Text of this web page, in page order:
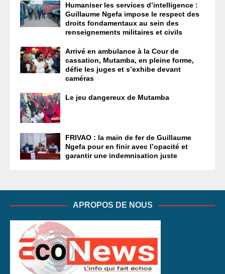
Humaniser les services d’intelligence :
Guillaume Ngefa impose le respect des
droits fondamentaux au sein des
renseignements militaires et civils
Arrivé en ambulance à la Cour de
cassation, Mutamba, en pleine forme,
défie les juges et s’exhibe devant
caméras
Le jeu dangereux de Mutamba
FRIVAO : la main de fer de Guillaume
Ngefa pour en finir avec l’opacité et
garantir une indemnisation juste
APROPOS DE NOUS